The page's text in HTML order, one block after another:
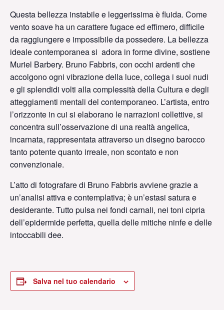
Questa bellezza instabile e leggerissima è fluida. Come
vento soave ha un carattere fugace ed effimero, difficile
da raggiungere e impossibile da possedere. La bellezza
ideale contemporanea si adora in forme divine, sostiene
Muriel Barbery. Bruno Fabbris, con occhi ardenti che
accolgono ogni vibrazione della luce, collega i suoi nudi
e gli splendidi volti alla complessità della Cultura e degli
atteggiamenti mentali del contemporaneo. L’artista, entro
l’orizzonte in cui si elaborano le narrazioni collettive, si
concentra sull’osservazione di una realtà angelica,
incarnata, rappresentata attraverso un disegno barocco
tanto potente quanto irreale, non scontato e non
convenzionale.
L’atto di fotografare di Bruno Fabbris avviene grazie a
un’analisi attiva e contemplativa; è un’estasi satura e
desiderante. Tutto pulsa nei fondi carnali, nei toni cipria
dell’epidermide perfetta, quella delle mitiche ninfe e delle
intoccabili dee.
Salva nel tuo calendario